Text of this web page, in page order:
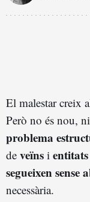
El malestar creix
Però no és nou,
problema
de veïns i entitats
segueixen sense
necessària.